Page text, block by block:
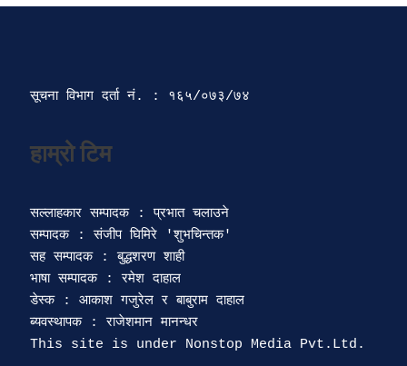
सूचना विभाग दर्ता‍ नं. : १६५/०७३/७४
हाम्रो टिम
सल्लाहकार सम्पादक : प्रभात चलाउने
सम्पादक : संजीप घिमिरे 'शुभचिन्तक'
सह सम्पादक : बुद्धशरण शाही
भाषा सम्पादक : रमेश दाहाल
डेस्क : आकाश गजुरेल र बाबुराम दाहाल
ब्यवस्थापक : राजेशमान मानन्धर